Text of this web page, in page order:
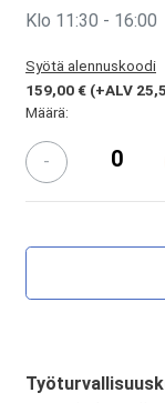
Klo 11:30 - 16:00
Syötä alennuskoodi
159,00 € (+ALV
Määrä:
-